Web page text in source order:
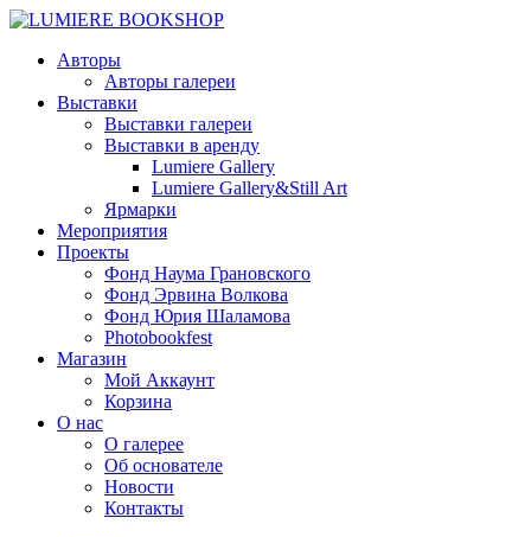
Авторы
Авторы галереи
Выставки
Выставки галереи
Выставки в аренду
Lumiere Gallery
Lumiere Gallery&Still Art
Ярмарки
Мероприятия
Проекты
Фонд Наума Грановского
Фонд Эрвина Волкова
Фонд Юрия Шаламова
Photobookfest
Магазин
Мой Аккаунт
Корзина
О нас
О галерее
Об основателе
Новости
Контакты